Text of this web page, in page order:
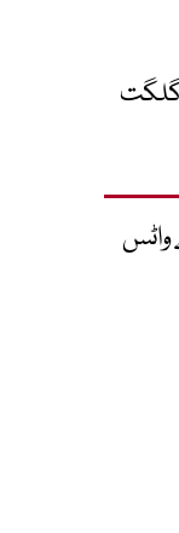
گلگت
واٹس